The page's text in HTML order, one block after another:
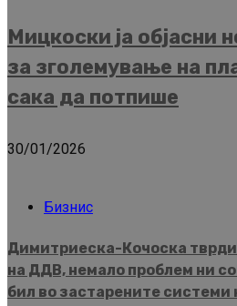
Мицкоски ја објасни
за зголемување на
сака да потпише
30/01/2026
Бизнис
Димитриеска-Кочоска
на ДДВ, немало проблем ни
бил во застарените системи